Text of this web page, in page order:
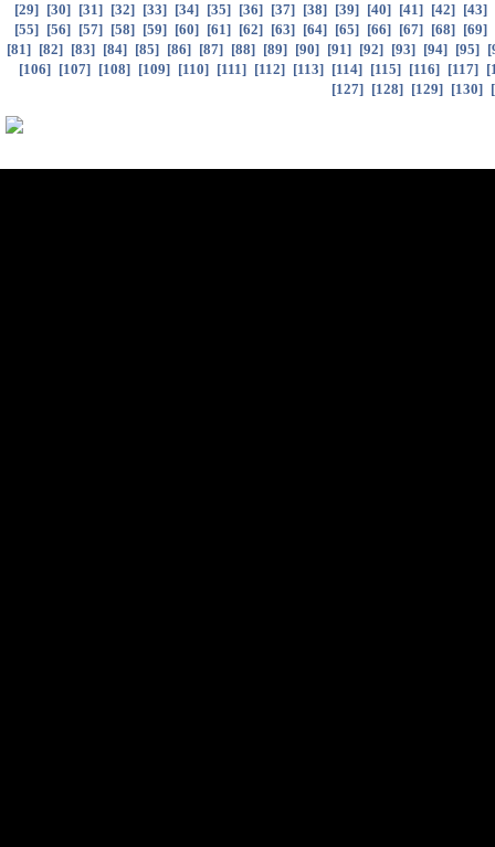
[29] [30] [31] [32] [33] [34] [35] [36] [37] [38] [39] [40] [41] [42] [43]
[55] [56] [57] [58] [59] [60] [61] [62] [63] [64] [65] [66] [67] [68] [69]
[81] [82] [83] [84] [85] [86] [87] [88] [89] [90] [91] [92] [93] [94] [95] [
[106] [107] [108] [109] [110] [111] [112] [113] [114] [115] [116] [117] [
[127] [128] [129] [130] [